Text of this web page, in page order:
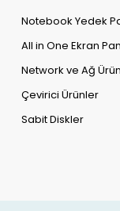
Notebook Yedek
All in One Ekran
Network ve Ağ
Çevirici Ürünler
Sabit Diskler